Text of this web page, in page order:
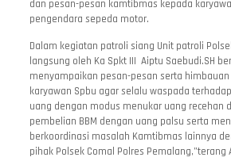
dan pesan-pesan kamtibmas kepada
pengendara sepeda motor.
Dalam kegiatan patroli siang Unit patroli
langsung oleh Ka Spkt III Aiptu Saebudi.SH
menyampaikan pesan-pesan serta
karyawan Spbu agar selalu waspada
uang dengan modus menukar uang recehan
pembelian BBM dengan uang palsu serta
berkoordinasi masalah Kamtibmas lainnya
pihak Polsek Comal Polres Pemalang,”terang